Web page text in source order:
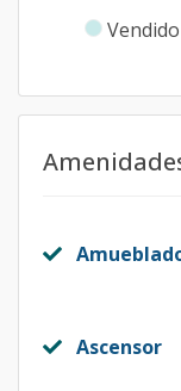
Vendido
Ascensor